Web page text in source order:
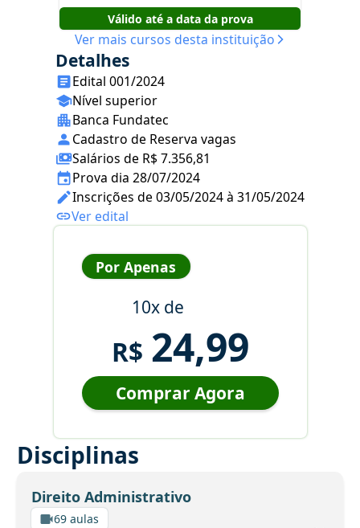
Válido até a data da prova
Ver mais cursos desta instituição
Detalhes
Edital 001/2024
Nível superior
Banca Fundatec
Cadastro de Reserva vagas
Salários de R$ 7.356,81
Prova dia 28/07/2024
Inscrições de 03/05/2024 à 31/05/2024
Ver edital
Por Apenas
10x de
R$ 24,99
Comprar Agora
Disciplinas
Direito Administrativo
69 aulas